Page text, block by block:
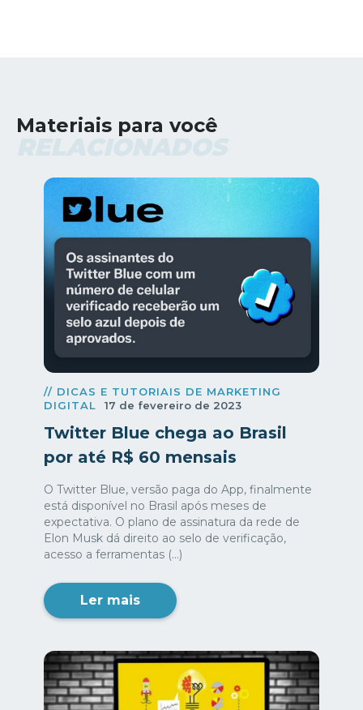
Materiais para você
// DICAS E TUTORIAIS DE MARKETING
DIGITAL
17 de fevereiro de 2023
Twitter Blue chega ao Brasil
por até R$ 60 mensais
O Twitter Blue, versão paga do App, finalmente
está disponível no Brasil após meses de
expectativa. O plano de assinatura da rede de
Elon Musk dá direito ao selo de verificação,
acesso a ferramentas (...)
Ler mais